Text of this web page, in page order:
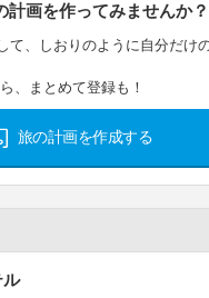
計画を作ってみませんか？
て、しおりのように自分だけ
、まとめて登録も！
旅の計画を作成する
ル